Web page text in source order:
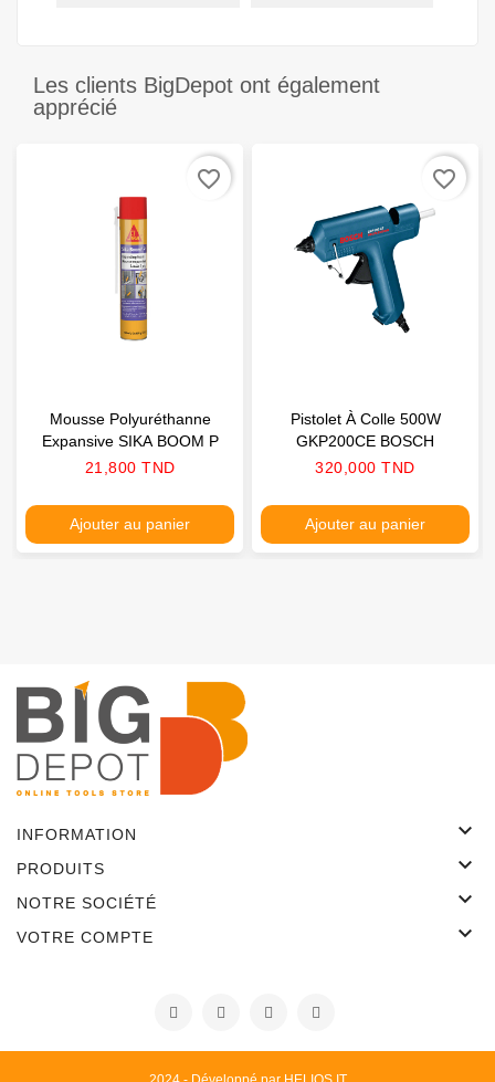
Les clients BigDepot ont également
apprécié
Mousse Polyuréthanne
Expansive SIKA BOOM P
Prix
21,800 TND
Ajouter au panier
favorite_border
Pistolet À Colle 500W
GKP200CE BOSCH
Prix
320,000 TND
Ajouter au panier
favorite_border
INFORMATION 
PRODUITS 
NOTRE SOCIÉTÉ 
VOTRE COMPTE 